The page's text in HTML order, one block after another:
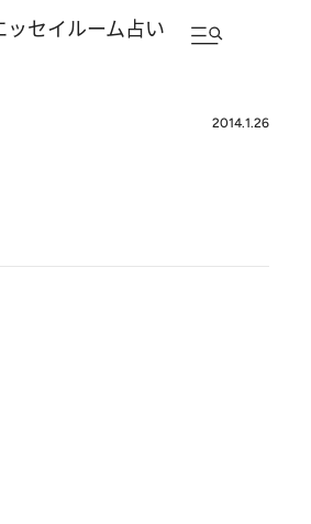
ッセイルーム占い
2014.1.26